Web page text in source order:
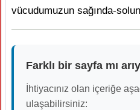
vücudumuzun sağında-
Farklı bir sayfa mı
İhtiyacınız olan içeriğe
ulaşabilirsiniz: